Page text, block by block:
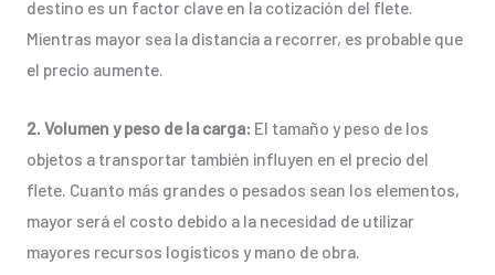
destino es un factor clave en la cotización del flete.
Mientras mayor sea la distancia a recorrer, es probable que
el precio aumente.
2. Volumen y peso de la carga: El tamaño y peso de los
objetos a transportar también influyen en el precio del
flete. Cuanto más grandes o pesados sean los elementos,
mayor será el costo debido a la necesidad de utilizar
mayores recursos logísticos y mano de obra.